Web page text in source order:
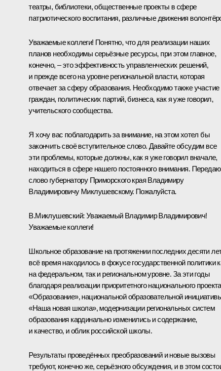
театры, библиотеки, общественные проекты в сфере
патриотического воспитания, различные движения
Уважаемые коллеги! Понятно, что для реализации наших
планов необходимы серьёзные ресурсы, при этом главное,
конечно, – это эффективность управленческих решений,
и прежде всего на уровне региональной власти, которая
отвечает за сферу образования. Необходимо также участие
граждан, политических партий, бизнеса, как я уже говорил,
учительского сообщества.
Я хочу вас поблагодарить за внимание, на этом хотел бы
закончить своё вступительное слово. Давайте обсудим все
эти проблемы, которые должны, как я уже говорил вначале,
находиться в сфере нашего постоянного внимания. Передаю
слово губернатору Приморского края Владимиру
Владимировичу Миклушевскому. Пожалуйста.
В.Миклушевский: Уважаемый Владимир Владимирович!
Уважаемые коллеги!
Школьное образование на протяжении последних десяти
всё время находилось в фокусе государственной политики
на федеральном, так и региональном уровне. За эти годы
благодаря реализации приоритетного национального проекта
«Образование», национальной образовательной
«Наша новая школа», модернизации региональных систем
образования кардинально изменились и содержание,
и качество, и облик российской школы.
Результаты проведённых преобразований и новые вызовы
требуют, конечно же, серьёзного обсуждения, и в этом